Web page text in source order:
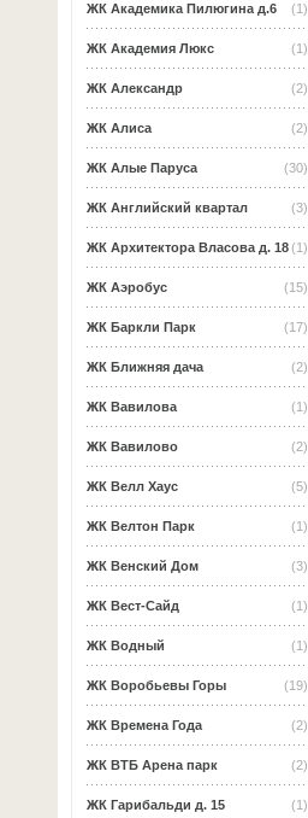
(1)
ЖК Академика Пилюгина д.6
(1)
ЖК Академия Люкс
(2)
ЖК Александр
(2)
ЖК Алиса
(30)
ЖК Алые Паруса
(3)
ЖК Английский квартал
(1)
ЖК Архитектора Власова д. 18
(15)
ЖК Аэробус
(17)
ЖК Баркли Парк
(2)
ЖК Ближняя дача
(1)
ЖК Вавилова
(2)
ЖК Вавилово
(5)
ЖК Велл Хаус
(1)
ЖК Велтон Парк
(3)
ЖК Венский Дом
(1)
ЖК Вест-Сайд
(1)
ЖК Водный
(19)
ЖК Воробьевы Горы
(2)
ЖК Времена Года
(2)
ЖК ВТБ Арена парк
(1)
ЖК Гарибальди д. 15